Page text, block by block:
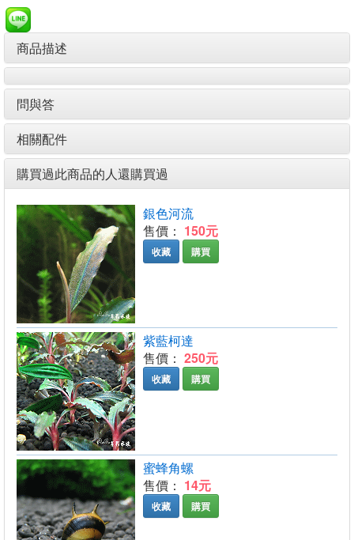
商品描述
問與答
相關配件
購買過此商品的人還購買過
銀色河流
售價： 150元
收藏 購買
紫藍柯達
售價： 250元
收藏 購買
蜜蜂角螺
售價： 14元
收藏 購買